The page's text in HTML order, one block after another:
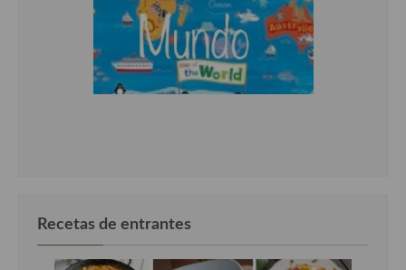
Cocina portuguesa
Cocina Rusa
Recetas de entrantes